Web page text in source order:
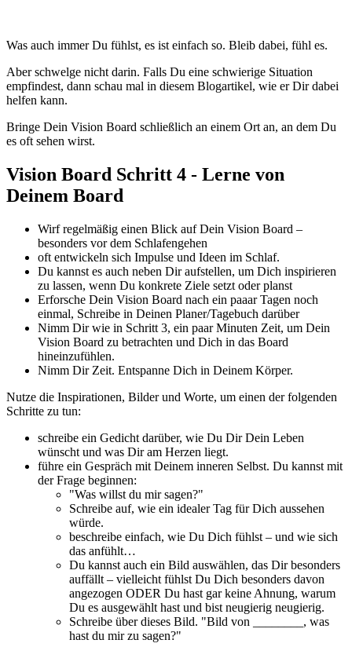
Was auch immer Du fühlst, es ist einfach so. Bleib dabei, fühl es.
Aber schwelge nicht darin. Falls Du eine schwierige Situation
empfindest, dann schau mal in diesem Blogartikel, wie er Dir dabei
helfen kann.
Bringe Dein Vision Board schließlich an einem Ort an, an dem Du
es oft sehen wirst.
Vision Board Schritt 4 - Lerne von
Deinem Board
Wirf regelmäßig einen Blick auf Dein Vision Board –
besonders vor dem Schlafengehen
oft entwickeln sich Impulse und Ideen im Schlaf.
Du kannst es auch neben Dir aufstellen, um Dich inspirieren
zu lassen, wenn Du konkrete Ziele setzt oder planst
Erforsche Dein Vision Board nach ein paaar Tagen noch
einmal, Schreibe in Deinen Planer/Tagebuch darüber
Nimm Dir wie in Schritt 3, ein paar Minuten Zeit, um Dein
Vision Board zu betrachten und Dich in das Board
hineinzufühlen.
Nimm Dir Zeit. Entspanne Dich in Deinem Körper.
Nutze die Inspirationen, Bilder und Worte, um einen der folgenden
Schritte zu tun:
schreibe ein Gedicht darüber, wie Du Dir Dein Leben
wünscht und was Dir am Herzen liegt.
führe ein Gespräch mit Deinem inneren Selbst. Du kannst mit
der Frage beginnen:
"Was willst du mir sagen?"
Schreibe auf, wie ein idealer Tag für Dich aussehen
würde.
beschreibe einfach, wie Du Dich fühlst – und wie sich
das anfühlt…
Du kannst auch ein Bild auswählen, das Dir besonders
auffällt – vielleicht fühlst Du Dich besonders davon
angezogen ODER Du hast gar keine Ahnung, warum
Du es ausgewählt hast und bist neugierig neugierig.
Schreibe über dieses Bild. "Bild von ________, was
hast du mir zu sagen?"